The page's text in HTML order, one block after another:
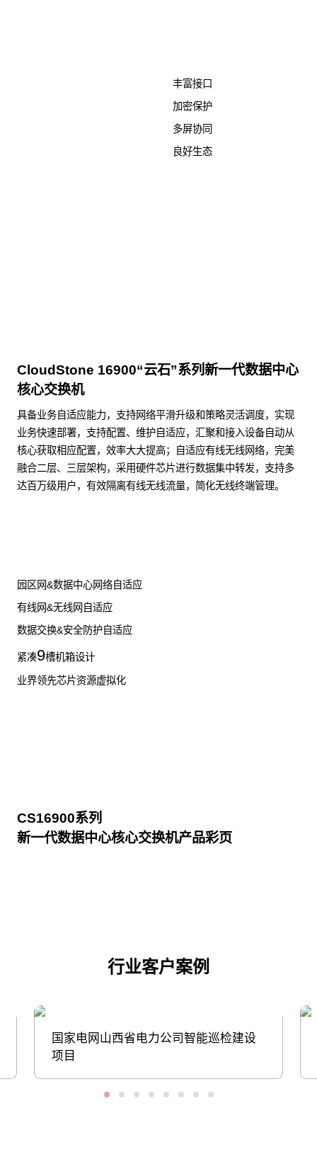
丰富接口
加密保护
多屏协同
良好生态
CloudStone 16900“云石”系列新一代数据中心
核心交换机
具备业务自适应能力，支持网络平滑升级和策略灵活调度，实现
业务快速部署，支持配置、维护自适应，汇聚和接入设备自动从
核心获取相应配置，效率大大提高；自适应有线无线网络，完美
融合二层、三层架构，采用硬件芯片进行数据集中转发，支持多
达百万级用户，有效隔离有线无线流量，简化无线终端管理。
园区网&数据中心网络自适应
有线网&无线网自适应
数据交换&安全防护自适应
紧凑9槽机箱设计
业界领先芯片资源虚拟化
CS16900系列
新一代数据中心核心交换机产品彩页
行业客户案例
国家电网山西省电力公司智能巡检建设
项目